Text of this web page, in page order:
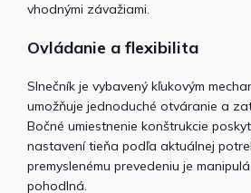
vhodnými závažiami.
Ovládanie a flexibilita
Slnečník je vybavený kľukovým
umožňuje jednoduché otváranie a
Bočné umiestnenie konštrukcie
nastavení tieňa podľa aktuálnej
premyslenému prevedeniu je
pohodlná.